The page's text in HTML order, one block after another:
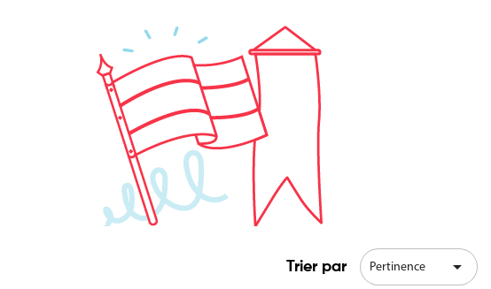
Trier par Pertinence 